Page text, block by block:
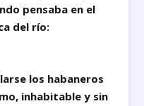
pensaba en el
del río:
los habaneros
inhabitable y sin